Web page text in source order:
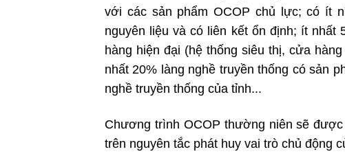
với các sản phẩm OCOP chủ lực; có ít
nguyên liệu và có liên kết ổn định; ít nhất
hàng hiện đại (hệ thống siêu thị, cửa
nhất 20% làng nghề truyền thống có sản
nghề truyền thống của tỉnh...
Chương trình OCOP thường niên sẽ
trên nguyên tắc phát huy vai trò chủ động